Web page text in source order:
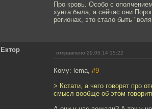
Про кровь. Особо с
хунта была, а сейчас они
регионах, это стало быть
отправлено 29.05.14 15:22
Кому: lema, #9
> Кстати, а чего говорят про
смысл вообще об этом